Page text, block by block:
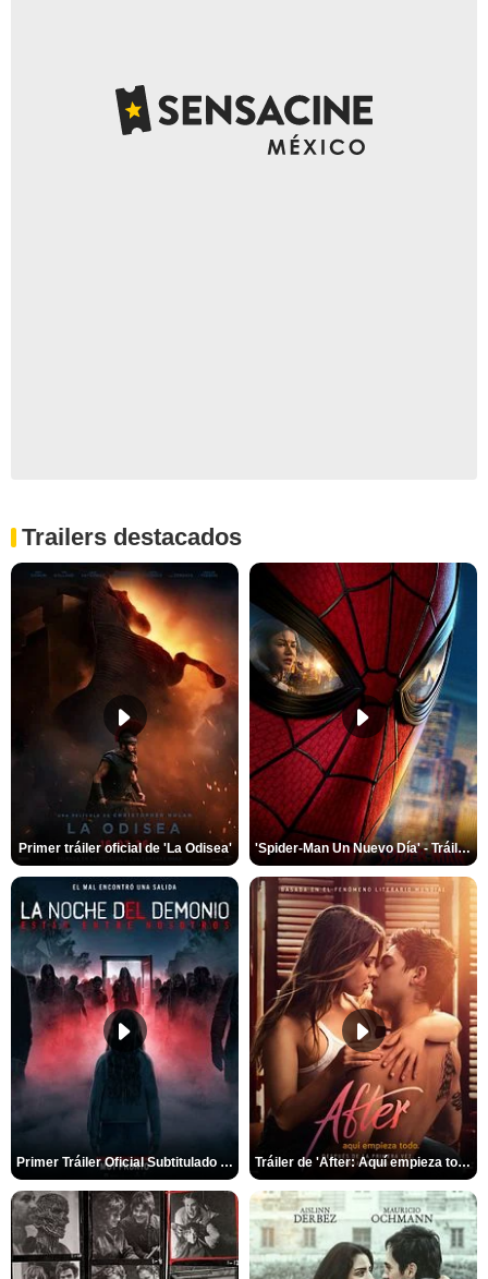
Trailers destacados
Primer tráiler oficial de 'La Odisea' 'Spider-Man Un Nuevo Día' - Tráiler oficial subtitulado
Primer Tráiler Oficial Subtitulado de 'La Noche Del Demonio: Están Entre Nosotros' Tráiler de 'After: Aquí empieza todo'